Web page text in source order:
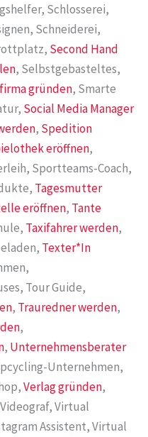
Schlosserei,
Schneiderei,
Second Hand
, Selbstgebasteltes,
gründen, Smarte
Social Media Manager
, Spedition
eröffnen,
Sportteams-Coach,
Tagesmutter
eröffnen, Tante
Taxifahrer werden,
Texter*In
Tour Guide,
, Trauredner werden,
,
, Unternehmensberater
Unternehmen,
Verlag gründen,
Virtual
Assistent, Virtual